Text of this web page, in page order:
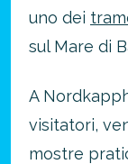
uno dei
sul Mare di
A
visitatori,
mostre